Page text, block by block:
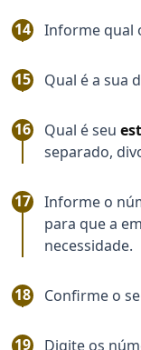
Informe qual
Qual é a sua
Qual é seu
separado,
Informe o
para que a
necessidade.
Confirme o
Digite os